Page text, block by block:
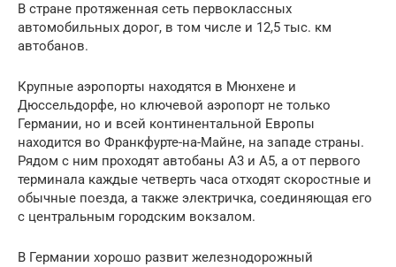
В стране протяженная сеть первоклассных
автомобильных дорог, в том числе и 12,5 тыс. км
автобанов.
Крупные аэропорты находятся в Мюнхене и
Дюссельдорфе, но ключевой аэропорт не только
Германии, но и всей континентальной Европы
находится во Франкфурте-на-Майне, на западе страны.
Рядом с ним проходят автобаны А3 и А5, а от первого
терминала каждые четверть часа отходят скоростные и
обычные поезда, а также электричка, соединяющая его
с центральным городским вокзалом.
В Германии хорошо развит железнодорожный